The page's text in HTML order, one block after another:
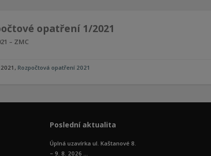
opatření 1/2021
– ZMC
, Rozpočtová opatření 2021
Poslední aktualita
Úplná uzavírka ul. Kaštanové 8.
– 9. 8. 2026 ...